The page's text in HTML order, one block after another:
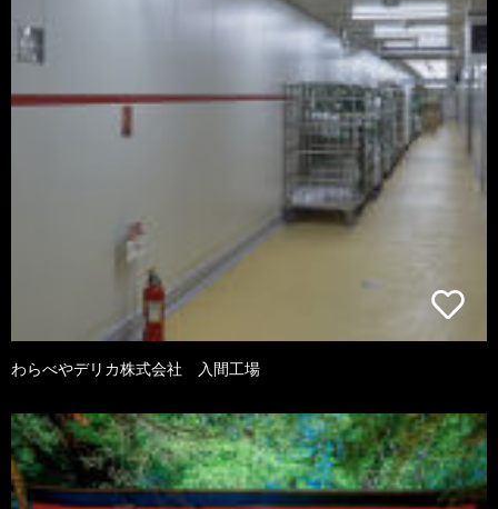
わらべやデリカ株式会社 入間工場